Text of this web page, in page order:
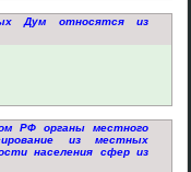
Дум относятся из
РФ органы местного
из местных
населения сфер из